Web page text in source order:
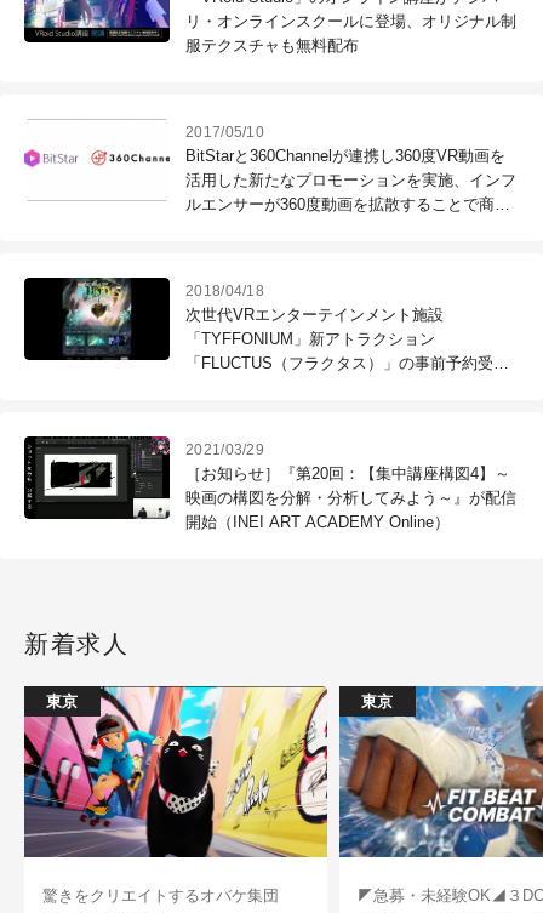
リ・オンラインスクールに登場、オリジナル制
服テクスチャも無料配布
2017/05/10
BitStarと360Channelが連携し360度VR動画を
活用した新たなプロモーションを実施、インフ
ルエンサーが360度動画を拡散することで商
2018/04/18
次世代VRエンターテインメント施設
「TYFFONIUM」新アトラクション
「FLUCTUS（フラクタス）」の事前予約受付
2021/03/29
［お知らせ］『第20回：【集中講座構図4】～
映画の構図を分解・分析してみよう～』が配信
開始（INEI ART ACADEMY Online）
新着求人
東京
驚きをクリエイトするオバケ集団
東京
◤急募・未経験OK◢３